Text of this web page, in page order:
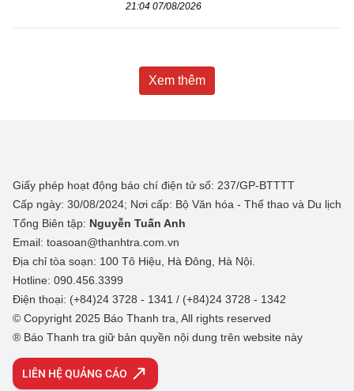
21:04 07/08/2026
Xem thêm
Giấy phép hoạt động báo chí điện tử số: 237/GP-BTTTT
Cấp ngày: 30/08/2024; Nơi cấp: Bộ Văn hóa - Thể thao và Du lịch
Tổng Biên tập: Nguyễn Tuấn Anh
Email: toasoan@thanhtra.com.vn
Địa chỉ tòa soạn: 100 Tô Hiệu, Hà Đông, Hà Nội.
Hotline: 090.456.3399
Điện thoại: (+84)24 3728 - 1341 / (+84)24 3728 - 1342
© Copyright 2025 Báo Thanh tra, All rights reserved
® Báo Thanh tra giữ bản quyền nội dung trên website này
LIÊN HỆ QUẢNG CÁO